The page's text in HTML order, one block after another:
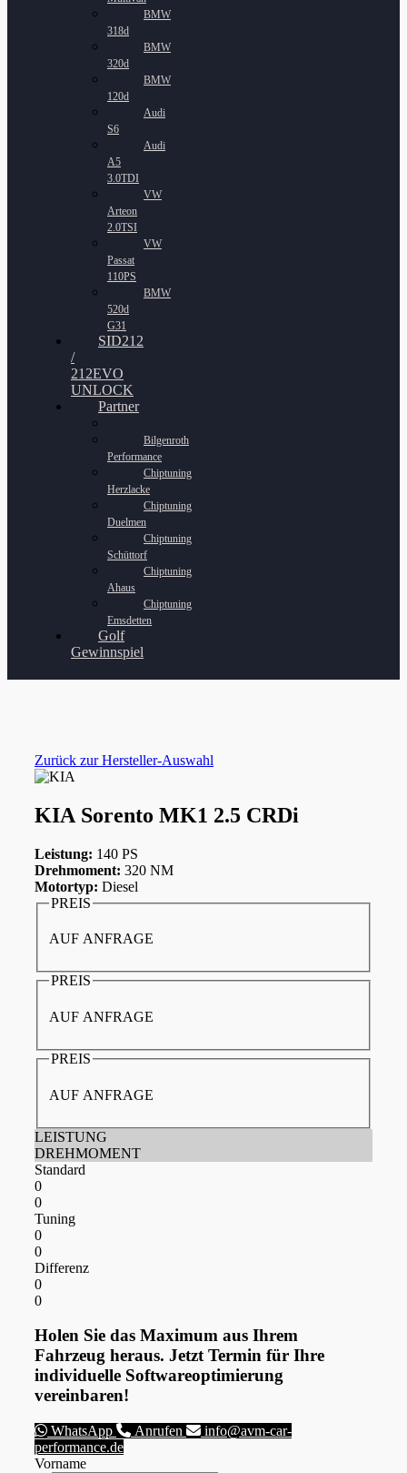
BMW
318d
BMW
320d
BMW
120d
Audi
S6
Audi
A5
3.0TDI
VW
Arteon
2.0TSI
VW
Passat
110PS
BMW
520d
G31
SID212
/
212EVO
UNLOCK
Partner
Bilgenroth
Performance
Chiptuning
Herzlacke
Chiptuning
Duelmen
Chiptuning
Schüttorf
Chiptuning
Ahaus
Chiptuning
Emsdetten
Golf
Gewinnspiel
Zurück zur Hersteller-Auswahl
KIA Sorento MK1 2.5 CRDi
Leistung: 140 PS
Drehmoment: 320 NM
Motortyp: Diesel
PREIS
AUF ANFRAGE
PREIS
AUF ANFRAGE
PREIS
AUF ANFRAGE
LEISTUNG
DREHMOMENT
Standard
0
0
Tuning
0
0
Differenz
0
0
Holen Sie das Maximum aus Ihrem
Fahrzeug heraus. Jetzt Termin für Ihre
individuelle Softwareoptimierung
vereinbaren!
WhatsApp Anrufen
info@avm-car-
performance.de
Vorname